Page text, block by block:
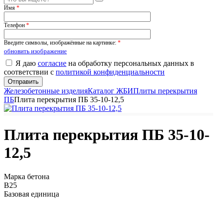
Имя *
Телефон *
Введите символы, изображённые на картинке: *
обновить изображение
Я даю согласие на обработку персональных данных в
соответствии с политикой конфиденциальности
Железобетонные изделияКаталог ЖБИПлиты перекрытия
ПБПлита перекрытия ПБ 35-10-12,5
Плита перекрытия ПБ 35-10-
12,5
Марка бетона
B25
Базовая единица